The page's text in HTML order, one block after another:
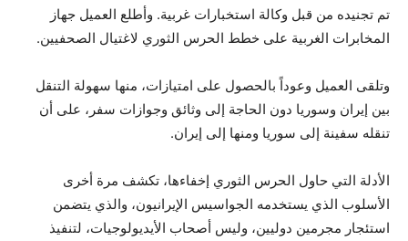
تم تجنيده من قبل وكالة استخبارات غربية. وأطلع العميل جهاز
المخابرات الغربية على خطط الحرس الثوري لاغتيال الصحفيين.
وتلقى العميل وعوداً بالحصول على امتيازات، منها سهولة التنقل
بين إيران وسوريا دون الحاجة إلى وثائق وجوازات سفر، على أن
تنقله سفينة إلى سوريا ومنها إلى إيران.
الأدلة التي حاول الحرس الثوري إخفاءها، تكشف مرة أخرى
الأسلوب الذي يستخدمه الجواسيس الإيرانيون، والذي يتضمن
استئجار مجرمين دوليين، وليس أصحاب الأيديولوجيات، لتنفيذ